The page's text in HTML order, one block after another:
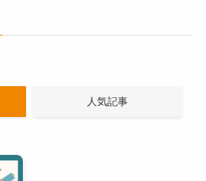
人気記事